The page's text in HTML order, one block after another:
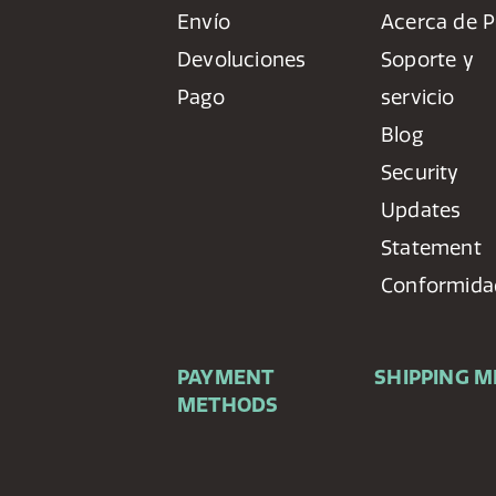
Envío
Devoluciones
Pago
Acerca de
Soporte y
servicio
Blog
Security
Updates
Statement
PAYMENT
METHODS
SHIPPING